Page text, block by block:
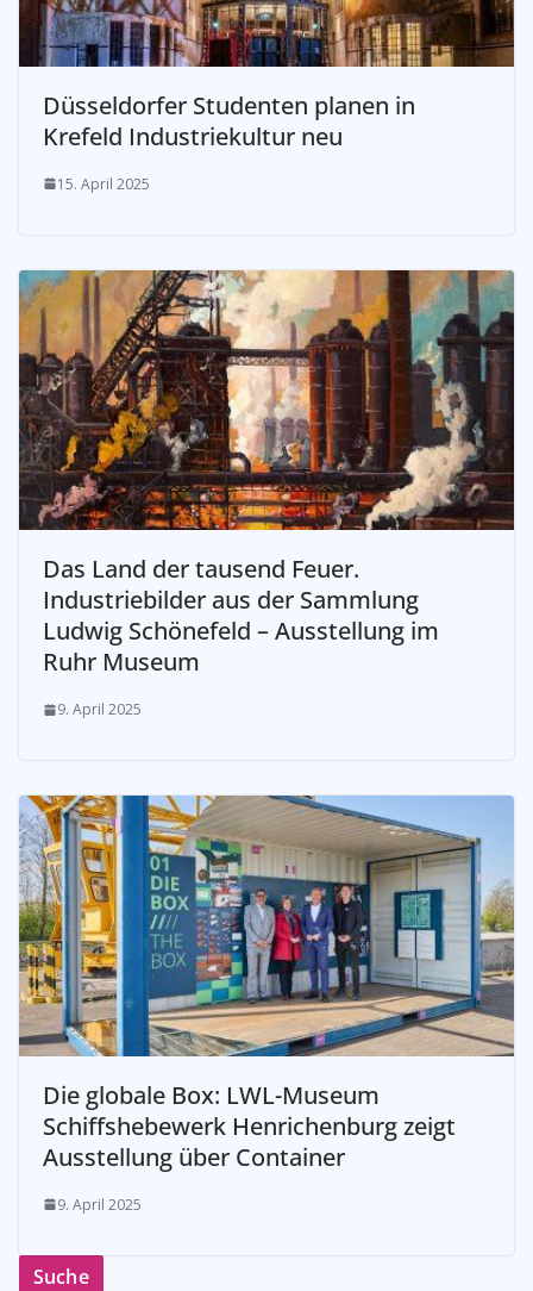
Düsseldorfer Studenten planen in
Krefeld Industriekultur neu
15. April 2025
Das Land der tausend Feuer.
Industriebilder aus der Sammlung
Ludwig Schönefeld – Ausstellung im
Ruhr Museum
9. April 2025
Die globale Box: LWL-Museum
Schiffshebewerk Henrichenburg zeigt
Ausstellung über Container
9. April 2025
Suche